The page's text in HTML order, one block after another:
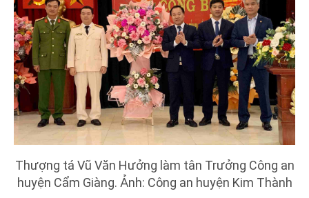
Thượng tá Vũ Văn Hưởng làm tân Trưởng Công an
huyện Cẩm Giàng. Ảnh: Công an huyện Kim Thành